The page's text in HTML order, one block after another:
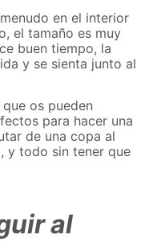
en el interior
el tamaño es muy
buen tiempo, la
y se sienta junto al
os pueden
para hacer una
de una copa al
y todo sin tener que
al